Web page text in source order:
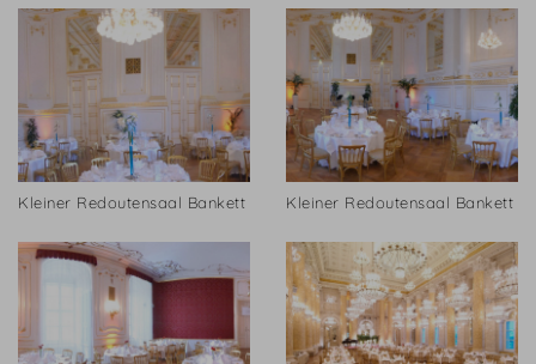
Kleiner Redoutensaal Bankett Kleiner Redoutensaal Bankett